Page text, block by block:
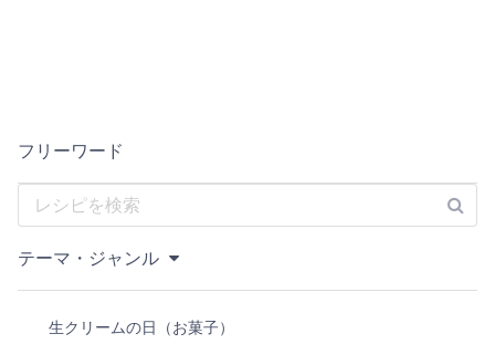
フリーワード
テーマ・ジャンル
生クリームの日（お菓子）